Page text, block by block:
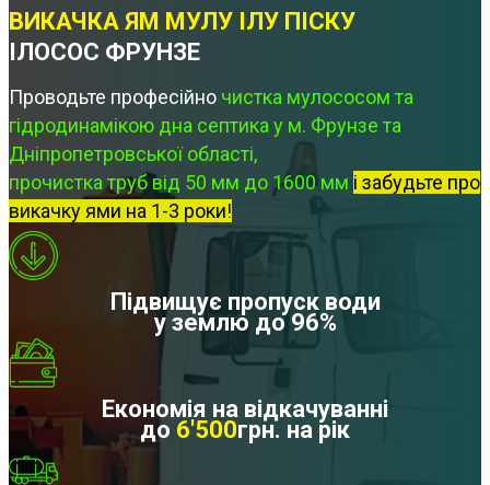
ВИКАЧКА ЯМ МУЛУ ІЛУ ПІСКУ
ІЛОСОС ФРУНЗЕ
Проводьте професійно чистка мулососом та
гідродинамікою дна септика у м. Фрунзе та
Дніпропетровської області,
прочистка труб від 50 мм до 1600 мм і забудьте про
викачку ями на 1-3 роки!
Підвищує пропуск води
у землю до 96%
Економія на відкачуванні
до 6'500грн. на рік